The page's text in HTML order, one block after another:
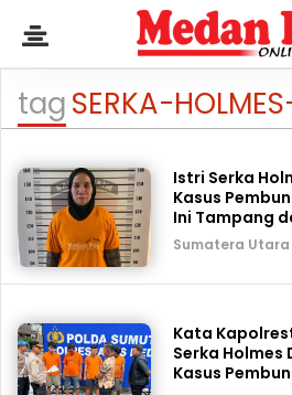
tagSERKA-
Istri Serka
Kasus
Ini Tampang
Sumatera
Kata
Serka
Kasus